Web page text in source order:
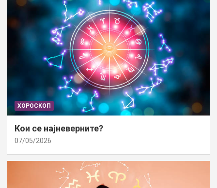
ХОРОСКОП
Кои се најневерните?
07/05/2026